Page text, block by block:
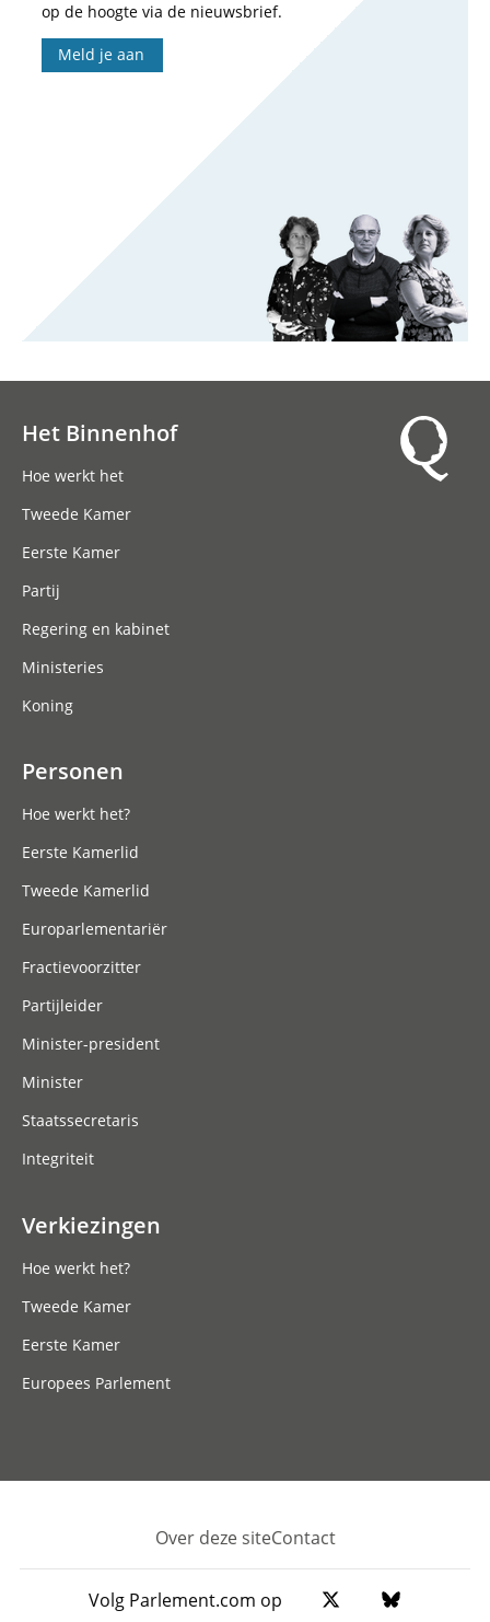
op de hoogte via de nieuwsbrief.
Meld je aan
Het Binnenhof
Hoe werkt het
Tweede Kamer
Eerste Kamer
Partij
Regering en kabinet
Ministeries
Koning
Personen
Hoe werkt het?
Eerste Kamerlid
Tweede Kamerlid
Europarlementariër
Fractievoorzitter
Partijleider
Minister-president
Minister
Staatssecretaris
Integriteit
Verkiezingen
Hoe werkt het?
Tweede Kamer
Eerste Kamer
Europees Parlement
Footer
Over deze siteContact
Volg Parlement.com op